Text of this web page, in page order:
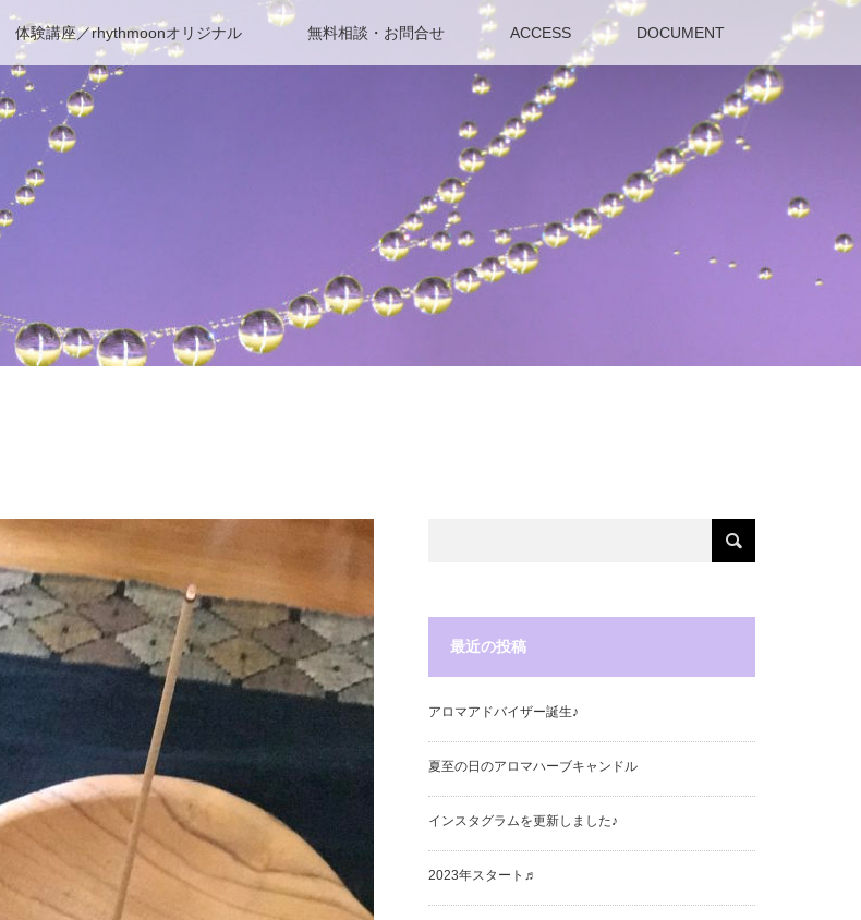
体験講座／rhythmoonオリジナル 無料相談・お問合せ ACCESS DOCUMENT
最近の投稿
アロマアドバイザー誕生♪
夏至の日のアロマハーブキャンドル
インスタグラムを更新しました♪
2023年スタート♬